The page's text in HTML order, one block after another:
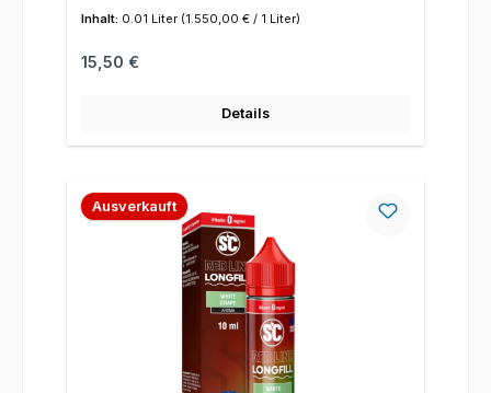
Inhalt: 0.01 Liter (1.550,00 € / 1 Liter)
Regulärer Preis:
15,50 €
Details
Ausverkauft